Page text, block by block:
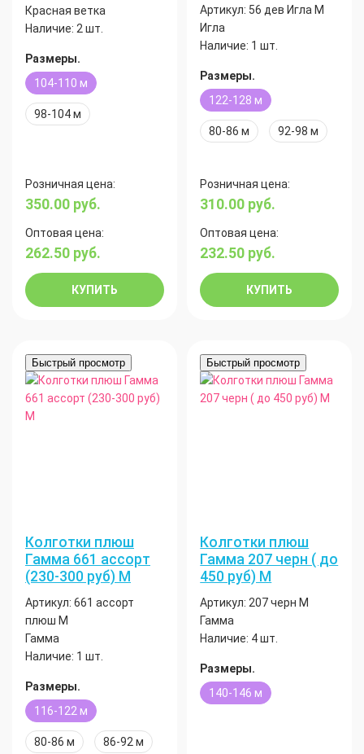
Красная ветка
Наличие: 2 шт.
Размеры.
104-110 м
98-104 м
Розничная цена:
350.00 руб.
Оптовая цена:
262.50 руб.
КУПИТЬ
Артикул: 56 дев Игла М
Игла
Наличие: 1 шт.
Размеры.
122-128 м
80-86 м 92-98 м
Розничная цена:
310.00 руб.
Оптовая цена:
232.50 руб.
КУПИТЬ
Быстрый просмотр
Колготки плюш
Гамма 661 ассорт
(230-300 руб) М
Артикул: 661 ассорт
плюш М
Гамма
Наличие: 1 шт.
Размеры.
116-122 м
80-86 м 86-92 м
Быстрый просмотр
Колготки плюш
Гамма 207 черн ( до
450 руб) М
Артикул: 207 черн М
Гамма
Наличие: 4 шт.
Размеры.
140-146 м